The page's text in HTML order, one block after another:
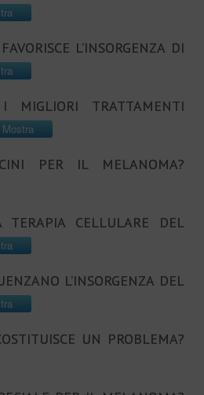
L’INSORGENZA DI
TRATTAMENTI
Mostra
PER IL MELANOMA?
CELLULARE DEL
L’INSORGENZA DEL
UN PROBLEMA?